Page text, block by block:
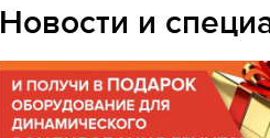
Новости и